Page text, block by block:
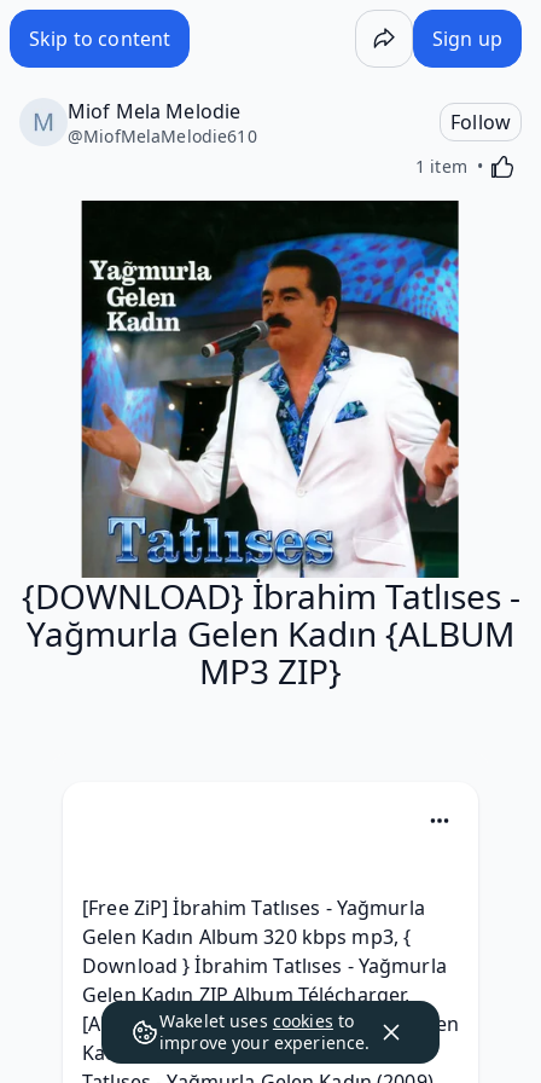
Skip to content Sign up
Miof Mela Melodie
@MiofMelaMelodie610
Follow
1 item
{DOWNLOAD} İbrahim Tatlıses -
Yağmurla Gelen Kadın {ALBUM
MP3 ZIP}
[Free ZiP] İbrahim Tatlıses - Yağmurla
Gelen Kadın Album 320 kbps mp3, {
Download } İbrahim Tatlıses - Yağmurla
Gelen Kadın ZIP Album Télécharger,
[Album] İbrahim Tatlıses Yağmurla Gelen
Kadın Leak album, RAR ZIP İbrahim
Wakelet uses cookies to
improve your experience.